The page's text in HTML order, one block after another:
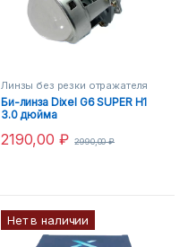
Линзы без резки отражателя
Би-линза Dixel G6 SUPER H1
3.0 дюйма
2190,00 ₽ 2990,00₽
Нет в наличии